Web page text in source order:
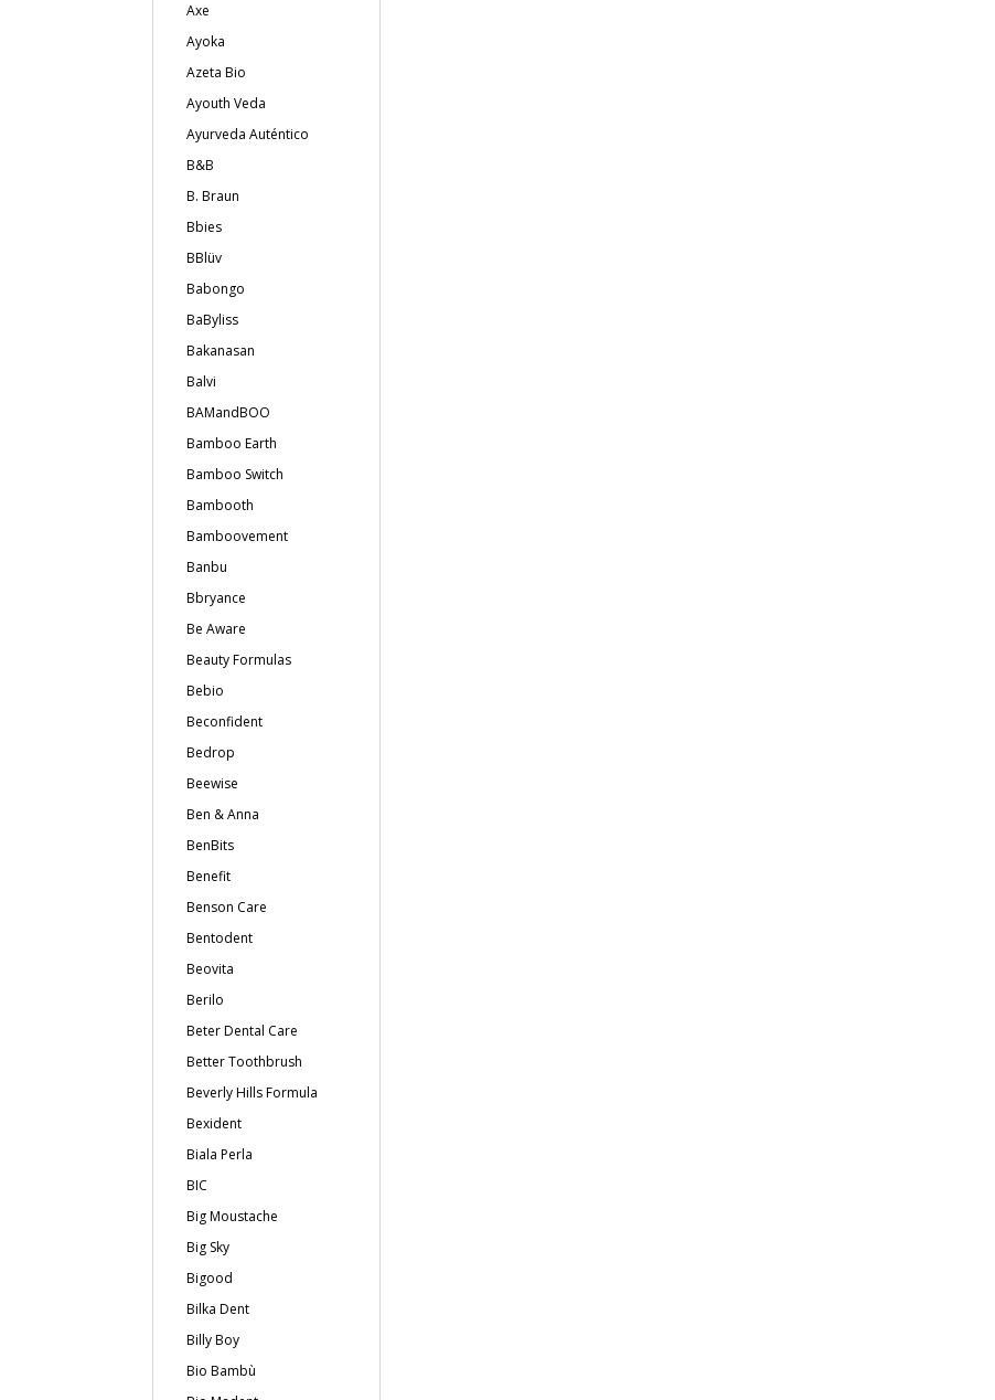
Axe
Ayoka
Azeta Bio
Ayouth Veda
Ayurveda Auténtico
B&B
B. Braun
Bbies
BBlüv
Babongo
BaByliss
Bakanasan
Balvi
BAMandBOO
Bamboo Earth
Bamboo Switch
Bambooth
Bamboovement
Banbu
Bbryance
Be Aware
Beauty Formulas
Bebio
Beconfident
Bedrop
Beewise
Ben & Anna
BenBits
Benefit
Benson Care
Bentodent
Beovita
Berilo
Beter Dental Care
Better Toothbrush
Beverly Hills Formula
Bexident
Biala Perla
BIC
Big Moustache
Big Sky
Bigood
Bilka Dent
Billy Boy
Bio Bambù